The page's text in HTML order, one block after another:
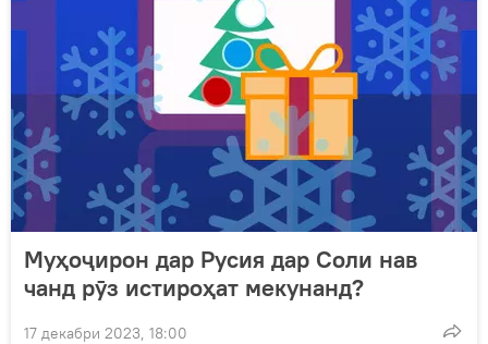
Муҳоҷирон дар Русия дар Соли нав
чанд рӯз истироҳат мекунанд?
17 декабри 2023, 18:00